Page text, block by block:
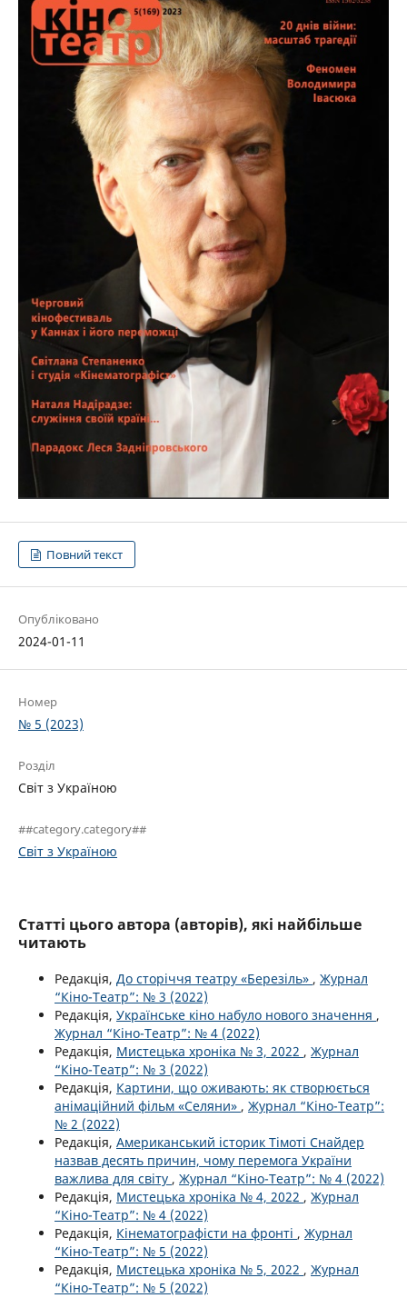
Повний текст
Опубліковано
2024-01-11
Номер
№ 5 (2023)
Розділ
Світ з Україною
##category.category##
Світ з Україною
Статті цього автора (авторів), які найбільше
читають
Редакція, До сторіччя театру «Березіль» , Журнал
“Кіно-Театр”: № 3 (2022)
Редакція, Українське кіно набуло нового значення ,
Журнал “Кіно-Театр”: № 4 (2022)
Редакція, Мистецька хроніка № 3, 2022 , Журнал
“Кіно-Театр”: № 3 (2022)
Редакція, Картини, що оживають: як створюється
анімаційний фільм «Селяни» , Журнал “Кіно-Театр”:
№ 2 (2022)
Редакція, Американський історик Тімоті Снайдер
назвав десять причин, чому перемога України
важлива для світу , Журнал “Кіно-Театр”: № 4 (2022)
Редакція, Мистецька хроніка № 4, 2022 , Журнал
“Кіно-Театр”: № 4 (2022)
Редакція, Кінематографісти на фронті , Журнал
“Кіно-Театр”: № 5 (2022)
Редакція, Мистецька хроніка № 5, 2022 , Журнал
“Кіно-Театр”: № 5 (2022)